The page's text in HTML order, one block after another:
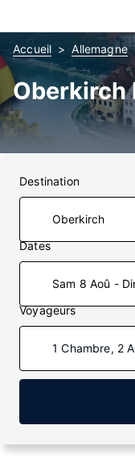
Accueil Allemagne
Oberkirch
Destination
Dates
Sam 8 Aoû -
Voyageurs
1 Chambre, 2